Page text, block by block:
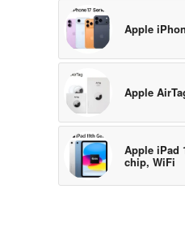
Apple
Apple
Apple iPad
chip, WiFi